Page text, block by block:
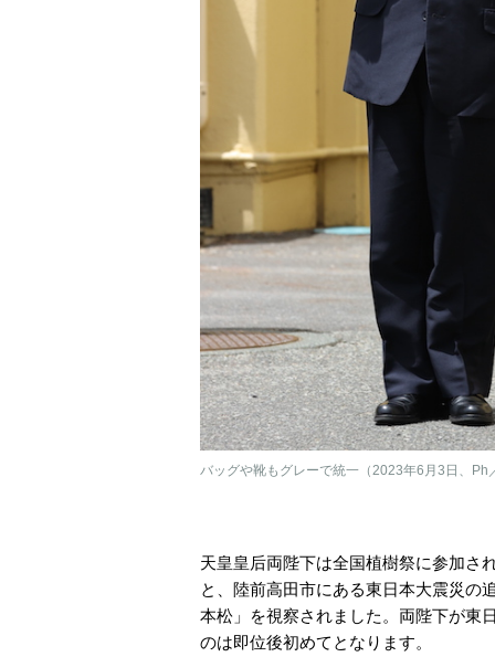
バッグや靴もグレーで統一（2023年6月3日、Ph
天皇皇后両陛下は全国植樹祭に参加さ
と、陸前高田市にある東日本大震災の
本松」を視察されました。両陛下が東
のは即位後初めてとなります。